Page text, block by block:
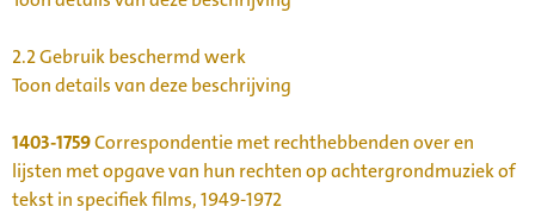
2.2Gebruik beschermd werk
Toon details van deze beschrijving
1403-1759Correspondentie met rechthebbenden over en
lijsten met opgave van hun rechten op achtergrondmuziek of
tekst in specifiek films, 1949-1972